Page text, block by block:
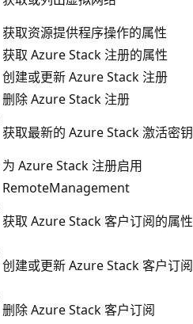
获取资源提供程序操作的属性
获取 Azure Stack 注册的属性
创建或更新 Azure Stack 注册
删除 Azure Stack 注册
获取最新的 Azure Stack 激活密钥
为 Azure Stack 注册启用
RemoteManagement
获取 Azure Stack 客户订阅的属性
创建或更新 Azure Stack 客户订阅
删除 Azure Stack 客户订阅